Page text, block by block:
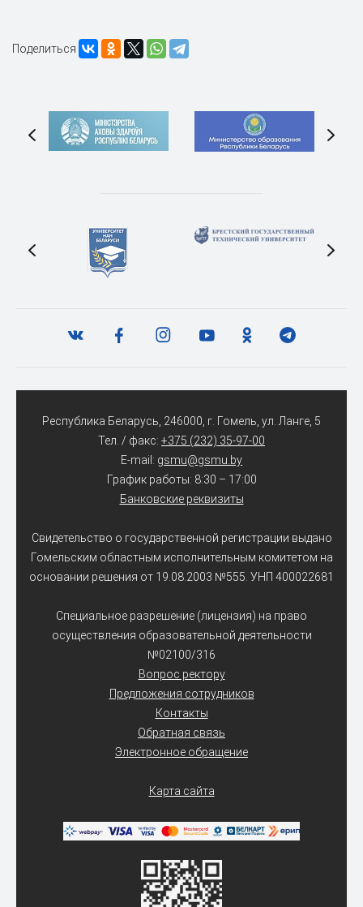
Поделиться
Республика Беларусь, 246000, г. Гомель, ул. Ланге, 5
Тел. / факс: +375 (232) 35-97-00
E-mail: gsmu@gsmu.by
График работы: 8:30 – 17:00
Банковские реквизиты
Свидетельство о государственной регистрации выдано
Гомельским областным исполнительным комитетом на
основании решения от 19.08.2003 №555. УНП 400022681
Специальное разрешение (лицензия) на право
осуществления образовательной деятельности
№02100/316
Вопрос ректору
Предложения сотрудников
Контакты
Обратная связь
Электронное обращение
Карта сайта